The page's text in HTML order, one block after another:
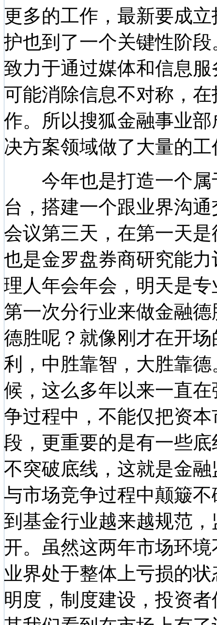
更多的工作，最新要成
护也到了一个关键性阶
致力于通过媒体和信息
可能消除信息不对称，
作。所以搜狐金融事业
决方案领域做了大量的工
今年也是打造一个属
台，搭建一个跟业界沟
会议第三天，在第一天
也是金罗盘券商研究能
理人年会年会，明天是
第一次分行业来做金融
德胜呢？就像刚才在开
利，中胜靠智，大胜靠
候，这么多年以来一直
争过程中，不能仅把资
段，更重要的是有一些
不突破底线，这就是金
与市场竞争过程中颠簸
到基金行业越来越规范
开。虽然这两年市场环
业界处于整体上亏损的
明度，制度建设，投资